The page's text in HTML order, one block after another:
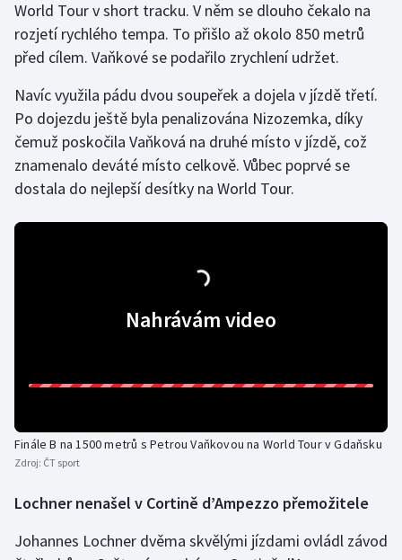
World Tour v short tracku. V něm se dlouho čekalo na
rozjetí rychlého tempa. To přišlo až okolo 850 metrů
před cílem. Vaňkové se podařilo zrychlení udržet.
Navíc využila pádu dvou soupeřek a dojela v jízdě třetí.
Po dojezdu ještě byla penalizována Nizozemka, díky
čemuž poskočila Vaňková na druhé místo v jízdě, což
znamenalo deváté místo celkově. Vůbec poprvé se
dostala do nejlepší desítky na World Tour.
Nahrávám video
Finále B na 1500 metrů s Petrou Vaňkovou na World Tour v Gdaňsku
Zdroj: ČT sport
Lochner nenašel v Cortině d’Ampezzo přemožitele
Johannes Lochner dvěma skvělými jízdami ovládl závod